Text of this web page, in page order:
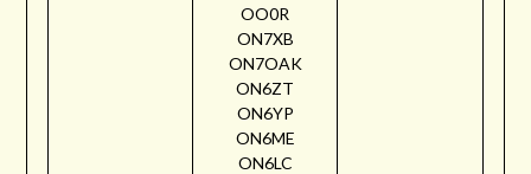
OO0R
ON7XB
ON7OAK
ON6ZT
ON6YP
ON6ME
ON6LC